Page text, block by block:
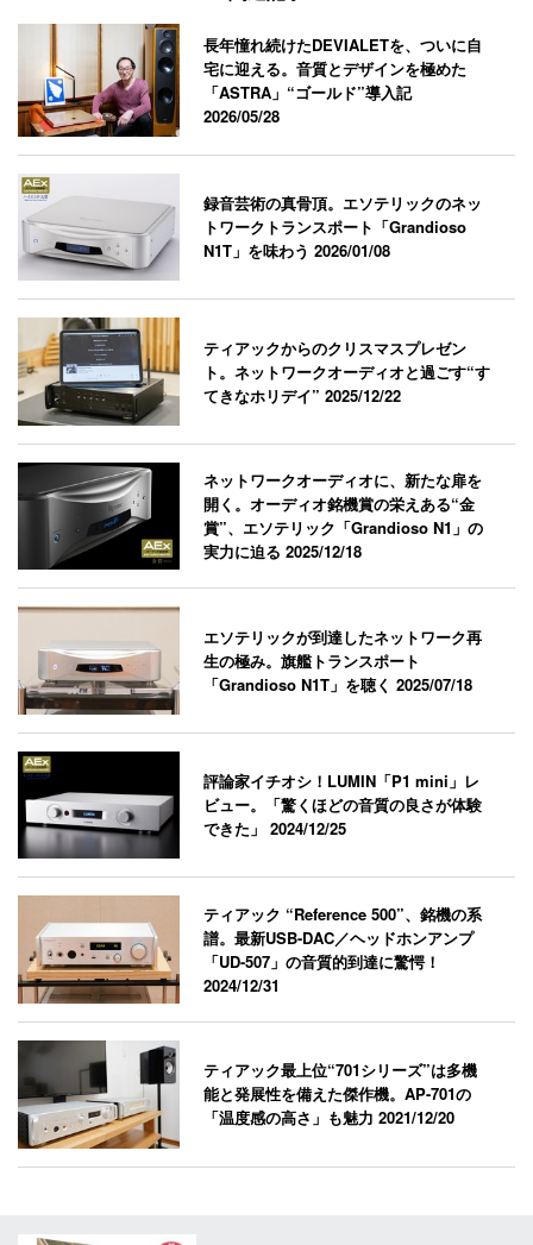
長年憧れ続けたDEVIALETを、ついに自
宅に迎える。音質とデザインを極めた
「ASTRA」“ゴールド”導入記
2026/05/28
録音芸術の真骨頂。エソテリックのネッ
トワークトランスポート「Grandioso
N1T」を味わう2026/01/08
ティアックからのクリスマスプレゼン
ト。ネットワークオーディオと過ごす“す
てきなホリデイ”2025/12/22
ネットワークオーディオに、新たな扉を
開く。オーディオ銘機賞の栄えある“金
賞”、エソテリック「Grandioso N1」の
実力に迫る2025/12/18
エソテリックが到達したネットワーク再
生の極み。旗艦トランスポート
「Grandioso N1T」を聴く2025/07/18
評論家イチオシ！LUMIN「P1 mini」レ
ビュー。「驚くほどの音質の良さが体験
できた」2024/12/25
ティアック “Reference 500”、銘機の系
譜。最新USB-DAC／ヘッドホンアンプ
「UD-507」の音質的到達に驚愕！
2024/12/31
ティアック最上位“701シリーズ”は多機
能と発展性を備えた傑作機。AP-701の
「温度感の高さ」も魅力2021/12/20